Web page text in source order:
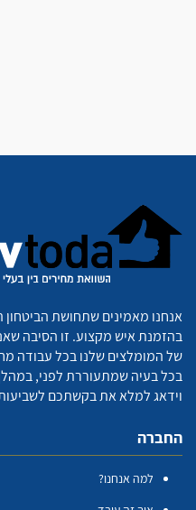
אנחנו מאמינים שתחושת
בהזמנת איש מקצוע. זו הסיבה
של המומלצים שלנו בכל עבודה
בכל בעיה שמתעוררת לפני,
וידאג למלא את בקשתכם
החברה
למה אנחנו?